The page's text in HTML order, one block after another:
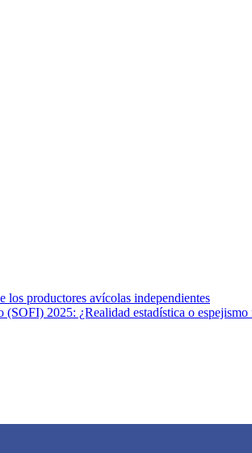
productores avícolas independientes
2025: ¿Realidad estadística o espejismo